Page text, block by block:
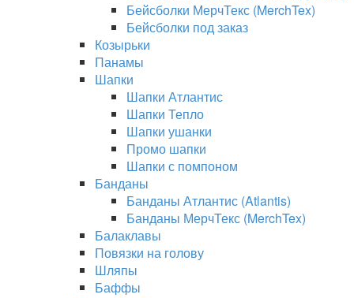
Бейсболки МерчТекс (MerchTex)
Бейсболки под заказ
Козырьки
Панамы
Шапки
Шапки Атлантис
Шапки Тепло
Шапки ушанки
Промо шапки
Шапки с помпоном
Банданы
Банданы Атлантис (Atlantis)
Банданы МерчТекс (MerchTex)
Балаклавы
Повязки на голову
Шляпы
Баффы